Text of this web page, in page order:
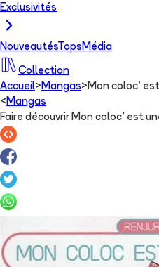
Exclusivités
NouveautésTops Média
Collection
Accueil> Mangas> Mon coloc'
< Mangas
Faire découvrir Mon coloc' est